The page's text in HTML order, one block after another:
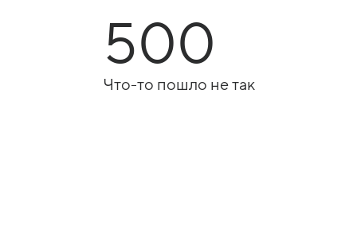
500
Что-то пошло не так